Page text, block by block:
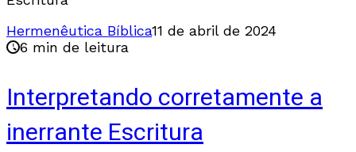
Hermenêutica Bíblica11 de abril de 2024
6 min de leitura
Interpretando corretamente a
inerrante Escritura